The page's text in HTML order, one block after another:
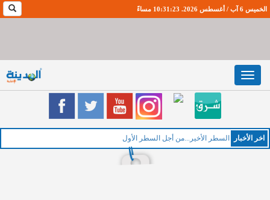
الخميس 6 آب / أغسطس 2026. 10:31:24 مساءً
Toggle
navigation
اخر اﻷخبار ال